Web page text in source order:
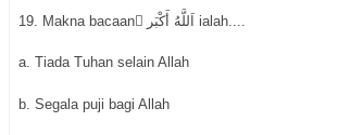
19. Makna bacaan ْاَللَّهُ أَكْبَر ialah....
a. Tiada Tuhan selain Allah
b. Segala puji bagi Allah